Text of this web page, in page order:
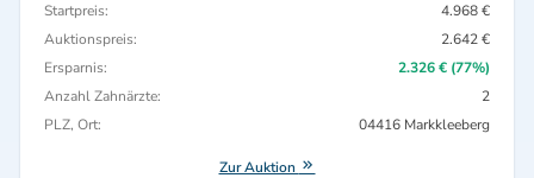
Startpreis:
4.968 €
Auktionspreis:
2.642 €
Ersparnis:
2.326 € (77%)
Anzahl Zahnärzte:
2
PLZ, Ort:
04416 Markkleeberg
Zur Auktion